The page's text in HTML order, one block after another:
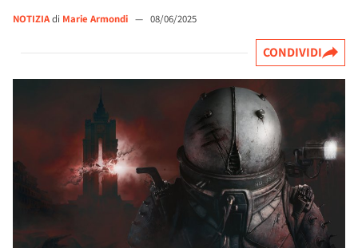
NOTIZIAdi Marie Armondi — 08/06/2025
CONDIVIDI